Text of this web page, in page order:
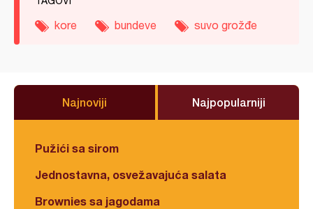
kore bundeve suvo grožđe
Najnoviji Najpopularniji
Pužići sa sirom
Jednostavna, osvežavajuća salata
Brownies sa jagodama